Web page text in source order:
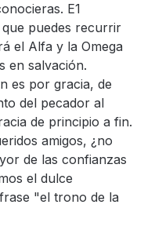
E1
puedes recurrir
el Alfa y la Omega
en salvación.
es por gracia, de
del pecador al
de principio a fin.
amigos, ¿no
de las confianzas
el dulce
"el trono de la